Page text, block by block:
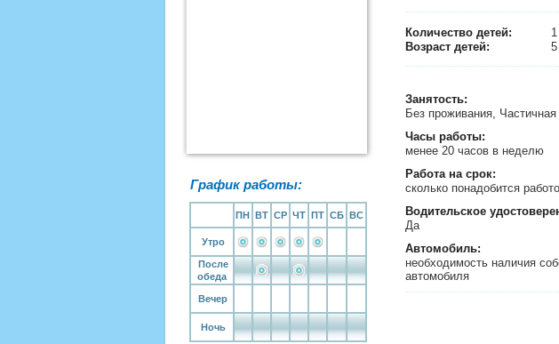
График работы:
ПН ВТ СР ЧТ ПТ СБ ВС
Утро
После
обеда
Вечер
Ночь
Количество детей:
1
Возраст детей:
Занятость:
Без проживания, Частичная
Часы работы:
менее 20 часов в неделю
Работа на срок:
сколько понадобится
Водительское
Да
Автомобиль:
необходимость наличия
автомобиля